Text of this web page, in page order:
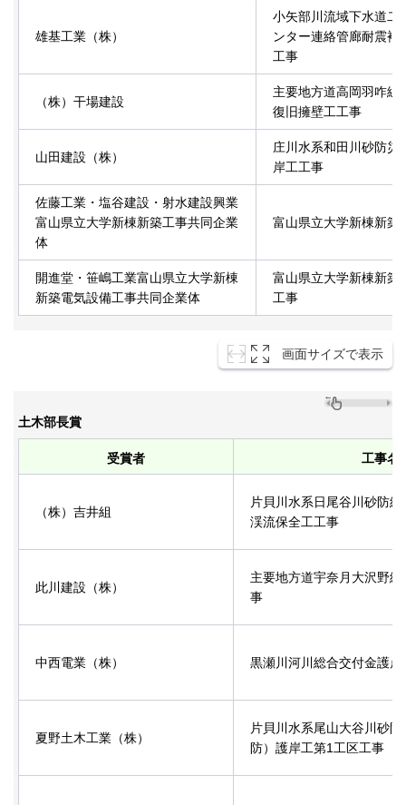
雄基工業（株）
小矢部川流域下水道二
ンター連絡管廊耐震補
工事
（株）干場建設
主要地方道高岡羽咋線
復旧擁壁工工事
山田建設（株）
庄川水系和田川砂防災
岸工工事
佐藤工業・塩谷建設・射水建設興業
富山県立大学新棟新築工事共同企業
体
富山県立大学新棟新築
開進堂・笹嶋工業富山県立大学新棟
新築電気設備工事共同企業体
富山県立大学新棟新築
工事
画面サイズで表示
土木部長賞
受賞者 工事名
（株）吉井組
片貝川水系日尾谷川砂防
渓流保全工工事
此川建設（株）
主要地方道宇奈月大沢野
事
中西電業（株） 黒瀬川河川総合交付金護
夏野土木工業（株）
片貝川水系尾山大谷川砂
防）護岸工第1工区工事